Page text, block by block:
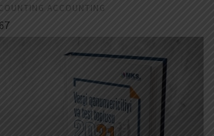
ACCOUNTING